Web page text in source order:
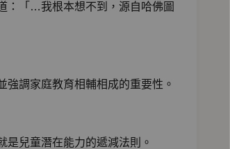
：「…我根本想不到，源自哈佛圖
調家庭教育相輔相成的重要性。
兒童潛在能力的遞減法則。